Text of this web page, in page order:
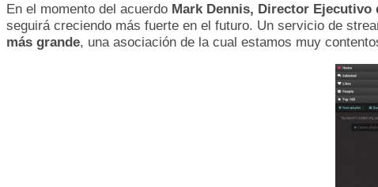
En el momento del acuerdo Mark Dennis, Director Ejecutivo
seguirá creciendo más fuerte en el futuro. Un servicio de
más grande, una asociación de la cual estamos muy